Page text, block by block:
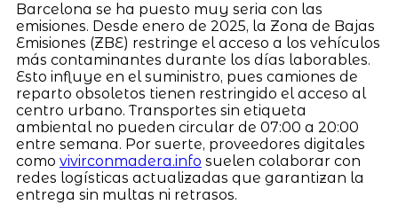
Barcelona se ha puesto muy seria con las
emisiones. Desde enero de 2025, la Zona de Bajas
Emisiones (ZBE) restringe el acceso a los vehículos
más contaminantes durante los días laborables.
Esto influye en el suministro, pues camiones de
reparto obsoletos tienen restringido el acceso al
centro urbano. Transportes sin etiqueta
ambiental no pueden circular de 07:00 a 20:00
entre semana. Por suerte, proveedores digitales
como vivirconmadera.info suelen colaborar con
redes logísticas actualizadas que garantizan la
entrega sin multas ni retrasos.